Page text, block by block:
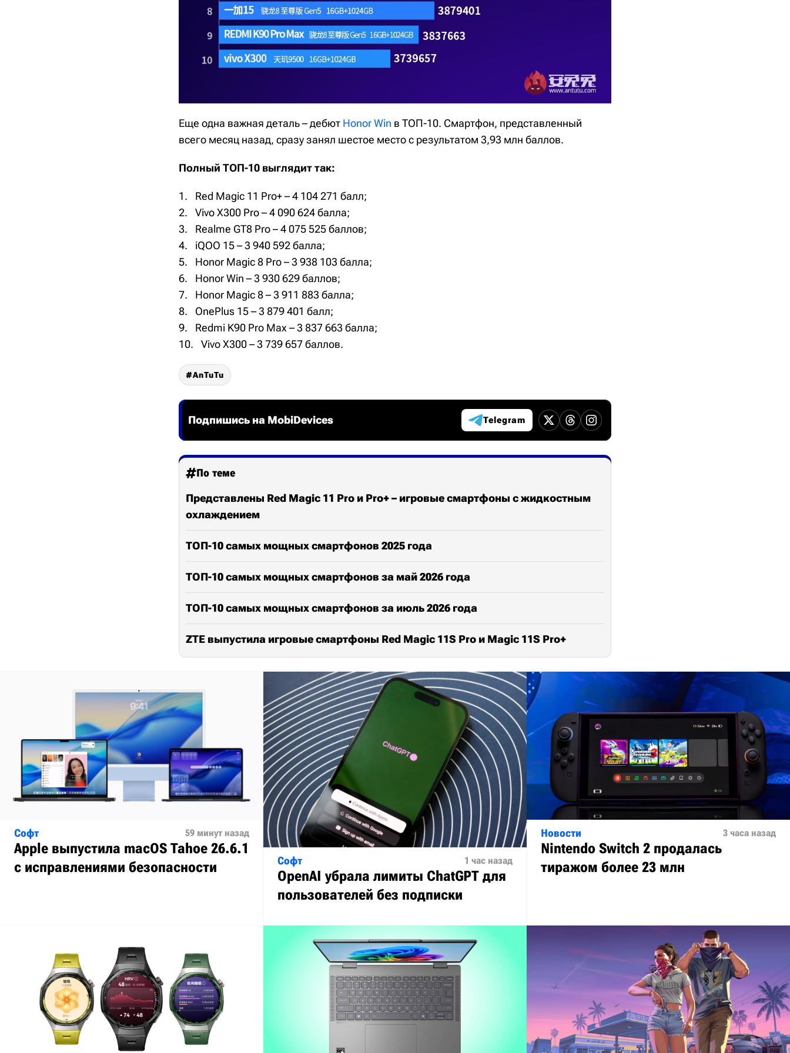
Еще одна важная деталь – дебют Honor Win в ТОП-10. Смартфон, представленный
всего месяц назад, сразу занял шестое место с результатом 3,93 млн баллов.
Полный ТОП-10 выглядит так:
Red Magic 11 Pro+ – 4 104 271 балл;
Vivo X300 Pro – 4 090 624 балла;
Realme GT8 Pro – 4 075 525 баллов;
iQOO 15 – 3 940 592 балла;
Honor Magic 8 Pro – 3 938 103 балла;
Honor Win – 3 930 629 баллов;
Honor Magic 8 – 3 911 883 балла;
OnePlus 15 – 3 879 401 балл;
Redmi K90 Pro Max – 3 837 663 балла;
Vivo X300 – 3 739 657 баллов.
AnTuTu
Подпишись на MobiDevices Telegram
По теме
Представлены Red Magic 11 Pro и Pro+ – игровые смартфоны с жидкостным
охлаждением
ТОП-10 самых мощных смартфонов 2025 года
ТОП-10 самых мощных смартфонов за май 2026 года
ТОП-10 самых мощных смартфонов за июль 2026 года
ZTE выпустила игровые смартфоны Red Magic 11S Pro и Magic 11S Pro+
Софт 59 минут назад
Apple выпустила macOS Tahoe 26.6.1
с исправлениями безопасности
Софт 1 час назад
OpenAI убрала лимиты ChatGPT для
пользователей без подписки
Новости 3 часа назад
Nintendo Switch 2 продалась
тиражом более 23 млн